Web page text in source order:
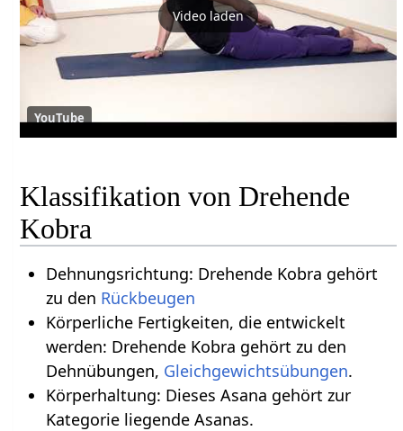
Video laden
YouTube
Klassifikation von Drehende
Kobra
Dehnungsrichtung: Drehende Kobra gehört
zu den Rückbeugen
Körperliche Fertigkeiten, die entwickelt
werden: Drehende Kobra gehört zu den
Dehnübungen, Gleichgewichtsübungen.
Körperhaltung: Dieses Asana gehört zur
Kategorie liegende Asanas.